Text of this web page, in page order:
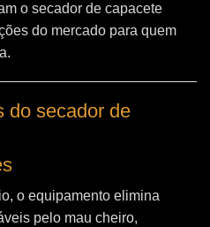
o secador de capacete
do mercado para quem
do secador de
o equipamento elimina
pelo mau cheiro,